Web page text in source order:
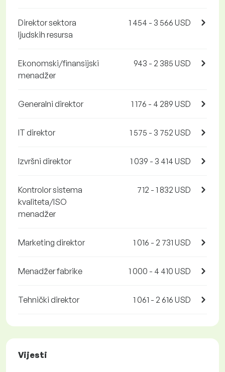
Direktor sektora
ljudskih resursa
1 454 - 3 566 USD
Ekonomski/finansijski
menadžer
943 - 2 385 USD
Generalni direktor 1 176 - 4 289 USD
IT direktor 1 575 - 3 752 USD
Izvršni direktor 1 039 - 3 414 USD
Kontrolor sistema
kvaliteta/ISO
menadžer
712 - 1 832 USD
Marketing direktor 1 016 - 2 731 USD
Menadžer fabrike 1 000 - 4 410 USD
Tehnički direktor 1 061 - 2 616 USD
Vijesti